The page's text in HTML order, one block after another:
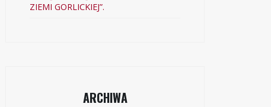
ZIEMI GORLICKIEJ”.
ARCHIWA